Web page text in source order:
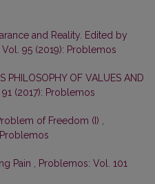
and Reality. Edited by
95 (2019): Problemos
PHILOSOPHY OF VALUES AND
(2017): Problemos
of Freedom (I)
Pain
Problemos: Vol. 101